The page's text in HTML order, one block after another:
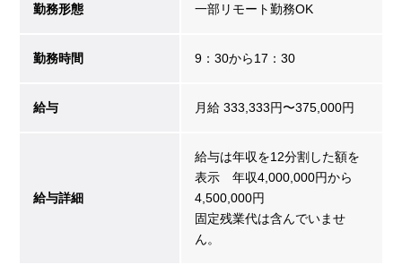
勤務形態 一部リモート勤務OK
勤務時間 9：30から17：30
給与 月給 333,333円〜375,000円
給与詳細
給与は年収を12分割した額を
表示 年収4,000,000円から
4,500,000円
固定残業代は含んでいませ
ん。